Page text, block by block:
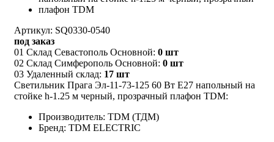
Артикул: SQ0330-0540
под заказ
01 Склад Севастополь Основной: 0 шт
02 Склад Симферополь Основной: 0 шт
03 Удаленный склад: 17 шт
Светильник Прага Эл-11-73-125 60 Вт Е27 напольный на
стойке h-1.25 м черный, прозрачный плафон TDM:
Производитель: TDM (ТДМ)
Бренд: TDM ELECTRIC